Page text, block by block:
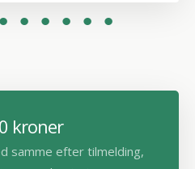
som fokuserer
sygdom.
og sikrer svar indenfor 24
at vi heller ikke kan holde
kroner
samme efter tilmelding,